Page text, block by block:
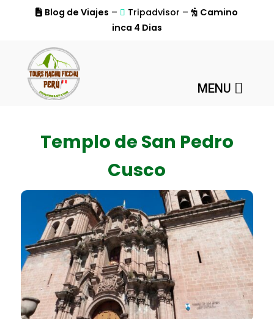
Blog de Viajes – Tripadvisor –
Camino
inca 4 Dias
MENU
Templo de San Pedro
Cusco